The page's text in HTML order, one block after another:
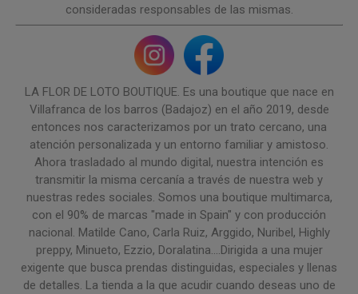
consideradas responsables de las mismas.
LA FLOR DE LOTO BOUTIQUE. Es una boutique que nace en
Villafranca de los barros (Badajoz) en el año 2019, desde
entonces nos caracterizamos por un trato cercano, una
atención personalizada y un entorno familiar y amistoso.
Ahora trasladado al mundo digital, nuestra intención es
transmitir la misma cercanía a través de nuestra web y
nuestras redes sociales. Somos una boutique multimarca,
con el 90% de marcas "made in Spain" y con producción
nacional. Matilde Cano, Carla Ruiz, Arggido, Nuribel, Highly
preppy, Minueto, Ezzio, Doralatina....Dirigida a una mujer
exigente que busca prendas distinguidas, especiales y llenas
de detalles. La tienda a la que acudir cuando deseas uno de